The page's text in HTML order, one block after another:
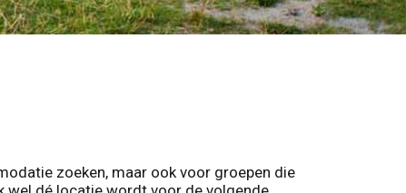
zoeken, maar ook voor groepen die